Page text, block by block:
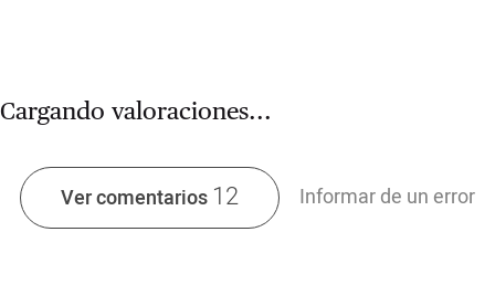
Cargando valoraciones...
Ver comentarios 12 Informar de un error